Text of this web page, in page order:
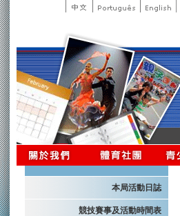
本局活動日誌
競技賽事及活動時間表